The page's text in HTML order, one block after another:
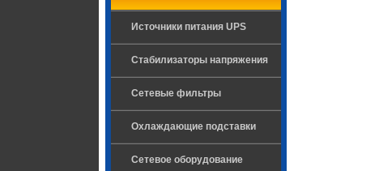
Источники питания UPS
Стабилизаторы напряжения
Сетевые фильтры
Охлаждающие подставки
Сетевое оборудование